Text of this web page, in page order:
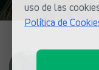
uso de las
Política de